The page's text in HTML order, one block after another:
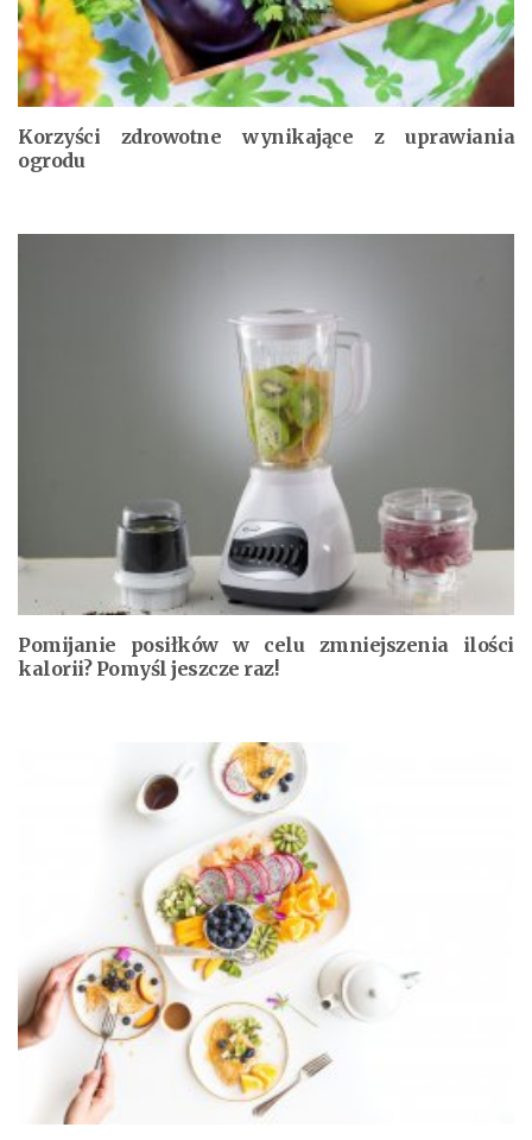
Korzyści zdrowotne wynikające z uprawiania
ogrodu
Pomijanie posiłków w celu zmniejszenia ilości
kalorii? Pomyśl jeszcze raz!